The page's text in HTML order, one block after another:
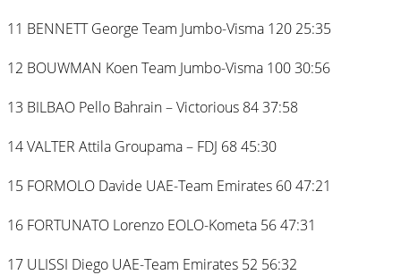
11 BENNETT George Team Jumbo-Visma 120 25:35
12 BOUWMAN Koen Team Jumbo-Visma 100 30:56
13 BILBAO Pello Bahrain – Victorious 84 37:58
14 VALTER Attila Groupama – FDJ 68 45:30
15 FORMOLO Davide UAE-Team Emirates 60 47:21
16 FORTUNATO Lorenzo EOLO-Kometa 56 47:31
17 ULISSI Diego UAE-Team Emirates 52 56:32